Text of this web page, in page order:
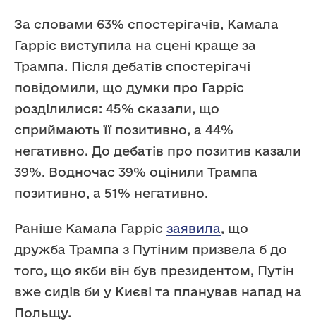
За словами 63% спостерігачів, Камала
Гарріс виступила на сцені краще за
Трампа. Після дебатів спостерігачі
повідомили, що думки про Гарріс
розділилися: 45% сказали, що
сприймають її позитивно, а 44%
негативно. До дебатів про позитив казали
39%. Водночас 39% оцінили Трампа
позитивно, а 51% негативно.
Раніше Камала Гарріс заявила, що
дружба Трампа з Путіним призвела б до
того, що якби він був президентом, Путін
вже сидів би у Києві та планував напад на
Польщу.